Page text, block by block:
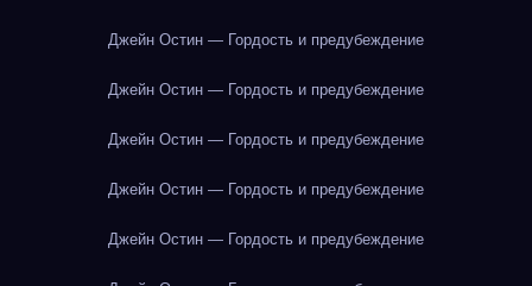
Джейн Остин — Гордость и предубеждение
Джейн Остин — Гордость и предубеждение
Джейн Остин — Гордость и предубеждение
Джейн Остин — Гордость и предубеждение
Джейн Остин — Гордость и предубеждение